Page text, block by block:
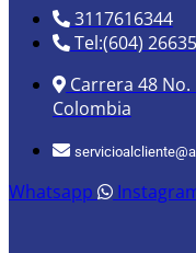
3117616344
Tel:(604)
Carrera 48
Colombia
Whatsapp